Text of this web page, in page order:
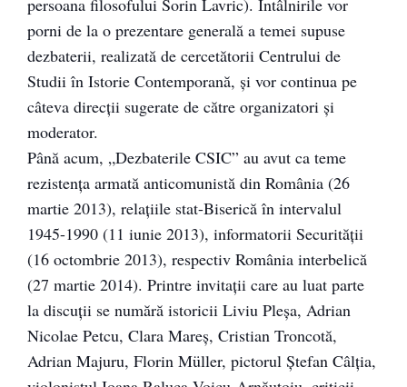
persoana filosofului Sorin Lavric). Întâlnirile vor
porni de la o prezentare generală a temei supuse
dezbaterii, realizată de cercetătorii Centrului de
Studii în Istorie Contemporană, şi vor continua pe
câteva direcţii sugerate de către organizatori şi
moderator.
Până acum, „Dezbaterile CSIC” au avut ca teme
rezistenţa armată anticomunistă din România (26
martie 2013), relaţiile stat-Biserică în intervalul
1945-1990 (11 iunie 2013), informatorii Securităţii
(16 octombrie 2013), respectiv România interbelică
(27 martie 2014). Printre invitaţii care au luat parte
la discuţii se numără istoricii Liviu Pleşa, Adrian
Nicolae Petcu, Clara Mareş, Cristian Troncotă,
Adrian Majuru, Florin Müller, pictorul Ştefan Câlţia,